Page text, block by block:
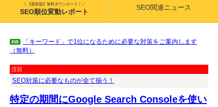
＼【最新版】無料ダウンロード！／
SEO順位変動レポート
SEO関連ニュース
PR
「キーワード」で1位になるために必要な対策をご案内します
（無料）
注目
SEO対策に必要なものが全て揃う！
特定の期間にGoogle Search Consoleを使い